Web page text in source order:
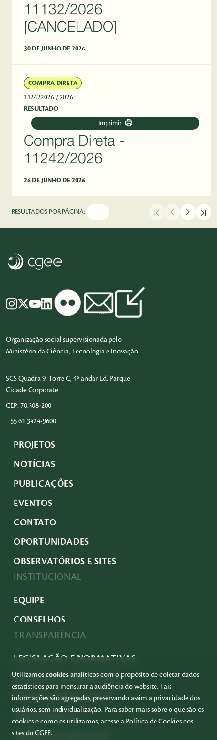
11132/2026
[CANCELADO]
30 DE JUNHO DE 2026
COMPRA DIRETA
112422026 / 2026
RESULTADO
Imprimir
Compra Direta -
11242/2026
26 DE JUNHO DE 2026
RESULTADOS POR PÁGINA:
Organização social supervisionada pelo
Ministério da Ciência, Tecnologia e Inovação
SCS Quadra 9, Torre C, 4º andar Ed. Parque
Cidade Corporate
CEP: 70.308-200
+55 61 3424-9600
PROJETOS
NOTÍCIAS
PUBLICAÇÕES
EVENTOS
CONTATO
OPORTUNIDADES
OBSERVATÓRIOS E SITES
INSTITUCIONAL
EQUIPE
CONSELHOS
TRANSPARÊNCIA
LEGISLAÇÃO E NORMATIVAS
ACESSO À INFORMAÇÃO
PRESTAÇÃO DE CONTAS
GOVERNANÇA
COMPRAS E SERVIÇOS
Utilizamoscookiesanalíticos com o propósito de coletar dados
estatísticos para mensurar a audiência do website. Tais
informações são agregadas, preservando assim a privacidade dos
usuários, sem individualização. Para saber mais sobre o que são os
cookies e como os utilizamos, acesse a Política de Cookies dos
sites do CGEE.